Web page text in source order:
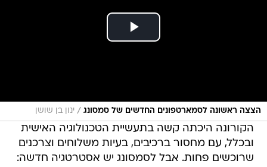
הצצה ראשונה לסמארטפונים החדשים של סמסונג / ינון בן שושן
הקורונה היכתה קשה בתעשיית הטכנולוגיה האישית
ובכלל, עם מחסור ברכיבים, בעיות משלוחים וצרכנים
שרוכשים פחות. אבל לסמסונג יש אסטרטגיה חדשה: